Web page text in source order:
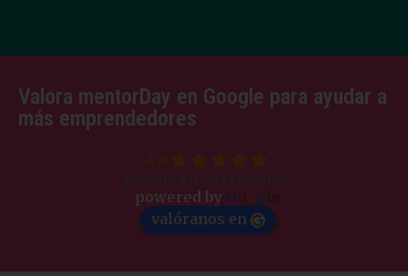
Valora mentorDay en Google para ayudar a
más emprendedores
powered by G gl
valóranos en